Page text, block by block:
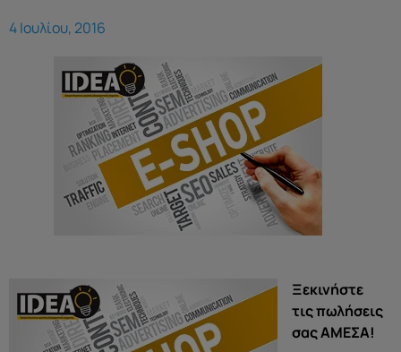
4 Ιουλίου, 2016
Ξεκινήστε
τις πωλήσεις
σας ΑΜΕΣΑ!